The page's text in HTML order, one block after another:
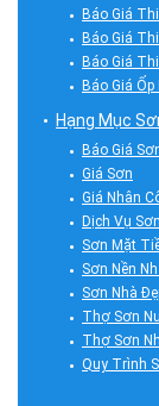
Báo Giá
Báo Giá
Báo Giá
Báo Giá Ốp
Hạng Mục
Báo Giá
Giá Sơn
Giá Nhân
Dịch Vụ
Sơn Mặt
Sơn Nền
Sơn Nhà
Thợ Sơn
Thợ Sơn
Quy Trình